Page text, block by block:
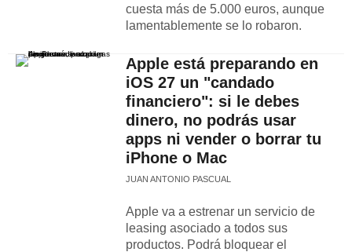
cuesta más de 5.000 euros, aunque
lamentablemente se lo robaron.
Apple está preparando en
iOS 27 un "candado
financiero": si le debes
dinero, no podrás usar
apps ni vender o borrar tu
iPhone o Mac
JUAN ANTONIO PASCUAL
Apple va a estrenar un servicio de
leasing asociado a todos sus
productos. Podrá bloquear el